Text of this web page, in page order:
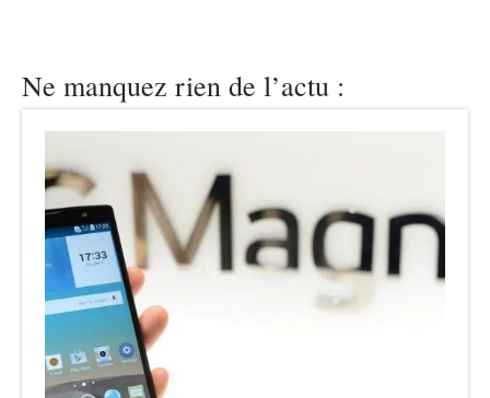
Ne manquez rien de l’actu :